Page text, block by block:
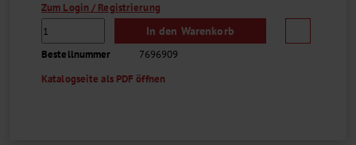
Zum Login / Registrierung
In den Warenkorb
Bestellnummer
7696909
Katalogseite als PDF öffnen